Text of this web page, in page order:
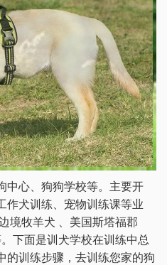
中心、狗狗学校等。主要开
作犬训练、宠物训练课等业
境牧羊犬 、美国斯塔福郡
下面是训犬学校在训练中总
的训练步骤，去训练您家的狗